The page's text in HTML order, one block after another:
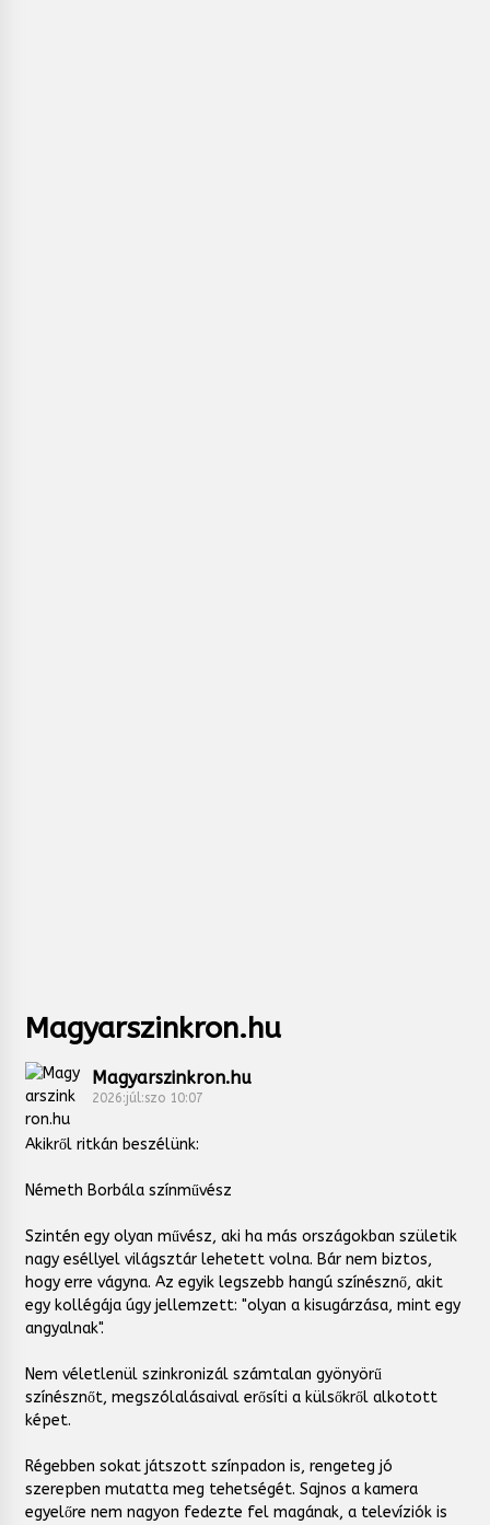
Magyarszinkron.hu
Magyarszinkron.hu
2026:júl:szo 10:07
Akikről ritkán beszélünk:
Németh Borbála színművész
Szintén egy olyan művész, aki ha más országokban születik
nagy eséllyel világsztár lehetett volna. Bár nem biztos,
hogy erre vágyna. Az egyik legszebb hangú színésznő, akit
egy kollégája úgy jellemzett: "olyan a kisugárzása, mint egy
angyalnak".
Nem véletlenül szinkronizál számtalan gyönyörű
színésznőt, megszólalásaival erősíti a külsőkről alkotott
képet.
Régebben sokat játszott színpadon is, rengeteg jó
szerepben mutatta meg tehetségét. Sajnos a kamera
egyelőre nem nagyon fedezte fel magának, a televíziók is